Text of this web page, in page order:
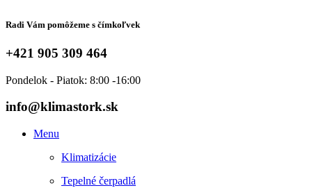
Radi Vám pomôžeme s čímkoľvek
+421 905 309 464
Pondelok - Piatok: 8:00 -16:00
info@klimastork.sk
Menu
Klimatizácie
Tepelné čerpadlá